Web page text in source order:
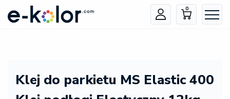
0
Klej do parkietu MS Elastic 400